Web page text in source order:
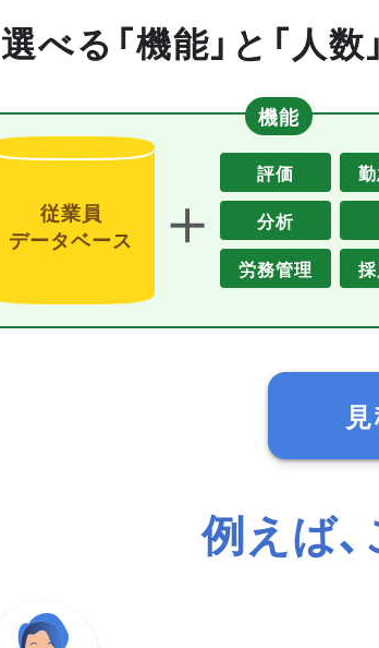
選べる「機能」と「人
機能
従業員
データベース
＋
評価
分析
労務管理
例えば